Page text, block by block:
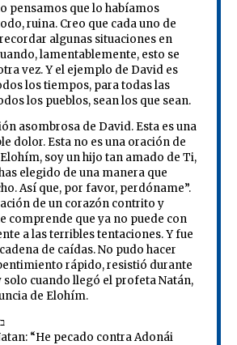
pensamos que lo habíamos
ruina. Creo que cada uno de
algunas situaciones en
lamentablemente, esto se
vez. Y el ejemplo de David es
los tiempos, para todas las
los pueblos, sean los que sean.
asombrosa de David. Esta es una
dolor. Esta no es una oración de
soy un hijo tan amado de Ti,
elegido de una manera que
Así que, por favor, perdóname”.
de un corazón contrito y
comprende que ya no puede con
a las terribles tentaciones. Y fue
de caídas. No pudo hacer
rápido, resistió durante
solo cuando llegó el profeta Natán,
de Elohím.
2S-Shmuel ב 12:13